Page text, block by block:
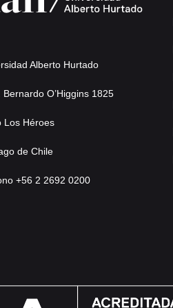
Alberto Hurtado
Bernardo O’Higgins 1825
Los Héroes
de Chile
+56 2 2692 0200